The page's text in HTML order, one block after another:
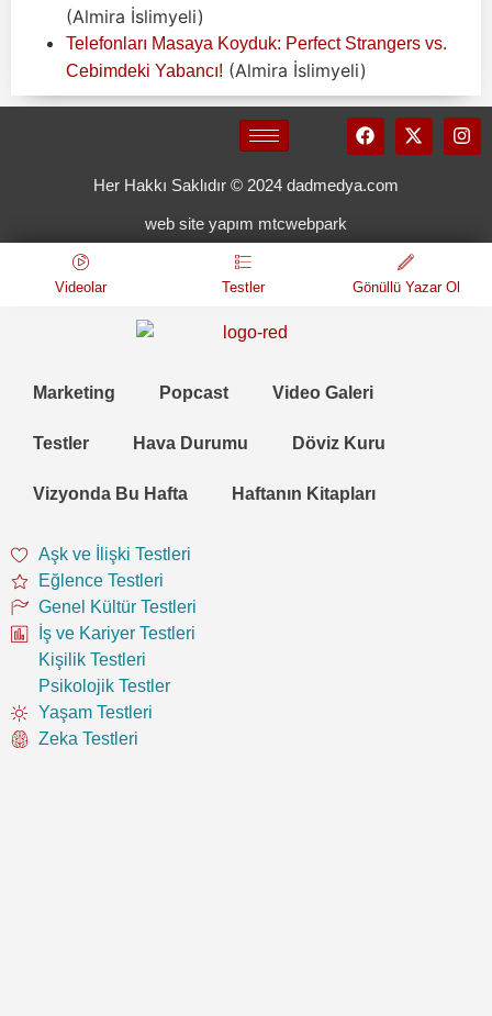
(Almira İslimyeli)
Telefonları Masaya Koyduk: Perfect Strangers vs.
Cebimdeki Yabancı! (Almira İslimyeli)
Her Hakkı Saklıdır © 2024 dadmedya.com
web site yapım mtcwebpark
Videolar Testler Gönüllü Yazar Ol
Marketing Popcast Video Galeri
Testler Hava Durumu Döviz Kuru
Vizyonda Bu Hafta Haftanın Kitapları
Aşk ve İlişki Testleri
Eğlence Testleri
Genel Kültür Testleri
İş ve Kariyer Testleri
Kişilik Testleri
Psikolojik Testler
Yaşam Testleri
Zeka Testleri